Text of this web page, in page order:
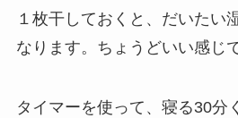
１枚干しておくと、だいたい
なります。ちょうどいい感じ
タイマーを使って、寝る30分